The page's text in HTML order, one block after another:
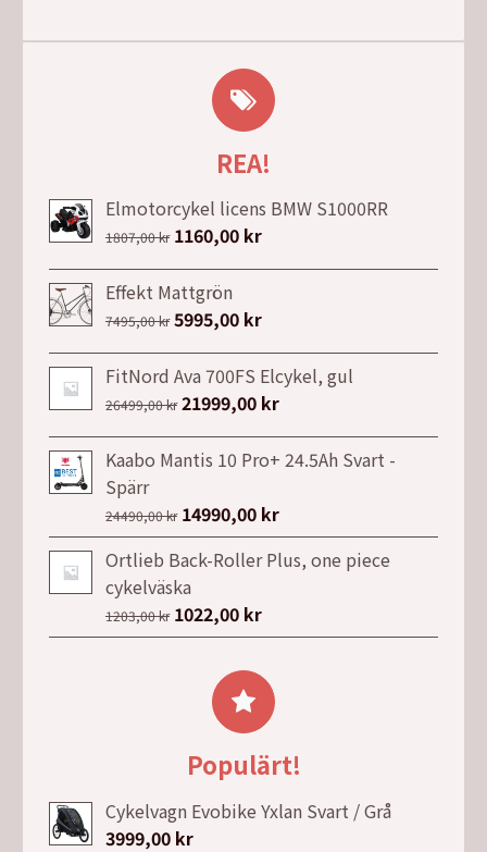
REA!
Elmotorcykel licens BMW S1000RR
1807,00kr Det
ursprungliga
priset
var:
1160,00 krDet
nuvarande
är:
Effekt Mattgrön
7495,00kr Det
ursprungliga
priset
var:
5995,00 krDet
nuvarande
priset
är:
FitNord Ava 700FS Elcykel, gul
26499,00kr Det
ursprungliga
priset
26499,00 kr.
21999,00 krDet
nuvarande
priset
21999,00 kr.
Kaabo Mantis 10 Pro+ 24.5Ah Svart -
Spärr
24490,00kr Det
ursprungliga
priset
var:
24490,00 kr.
14990,00 krDet
nuvarande
priset
Ortlieb Back-Roller Plus, one piece
cykelväska
1203,00kr Det
ursprungliga
1203,00 kr.
1022,00 krDet
nuvarande
är:
1022,00 kr.
Populärt!
Cykelvagn Evobike Yxlan Svart / Grå
3999,00 kr